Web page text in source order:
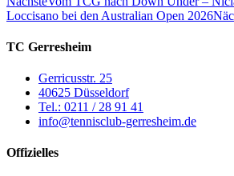
Loccisano bei den Australian Open 2026
TC Gerresheim
Gerricusstr. 25
40625 Düsseldorf
Tel.: 0211 / 28 91 41
info@tennisclub-gerresheim.de
Offizielles